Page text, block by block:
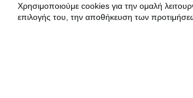
Χρησιμοποιούμε cookies για την ομαλή
επιλογής του, την αποθήκευση των